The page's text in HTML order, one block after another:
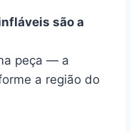
são a
peça — a
a região do